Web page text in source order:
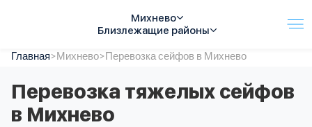
Михнево
Близлежащие районы
Услуги
Автопарк
Тарифы
Акции
Главная>Михнево>Перевозка сейфов в Михнево
Перевозка тяжелых сейфов
в Михнево